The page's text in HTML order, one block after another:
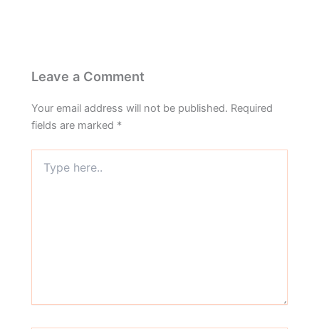
Leave a Comment
Your email address will not be published. Required
fields are marked *
here..